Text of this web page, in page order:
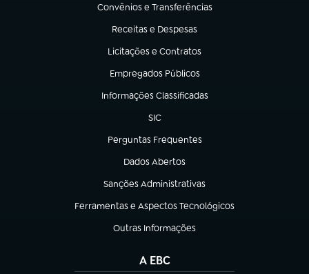
Convênios e Transferências
(abre em nova aba)
Receitas e Despesas
(abre em nova aba)
Licitações e Contratos
(abre em nova aba)
Empregados Públicos
(abre em nova aba)
Informações Classificadas
(abre em nova aba)
SIC
(abre em nova aba)
Perguntas Frequentes
(abre em nova aba)
Dados Abertos
(abre em nova aba)
Sanções Administrativas
(abre em nova aba)
Ferramentas e Aspectos Tecnológicos
(abre em nova aba)
Outras Informações
(abre em nova aba)
A EBC